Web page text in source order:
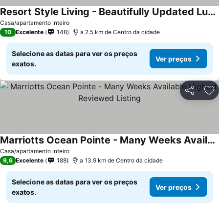
Casa/apartamento inteiro
Resort Style Living - Beautifully Updated Luxury Condo.
10 Excelente 148 a 2.5 km de Centro da cidade
Selecione as datas para ver os preços
exatos.
Ver preços
Partilhar
Casa/apartamento inteiro
Marriotts Ocean Pointe - Many Weeks Available Highest Reviewed Listing
9,6 Excelente 188 a 13.9 km de Centro da cidade
Selecione as datas para ver os preços
exatos.
Ver preços